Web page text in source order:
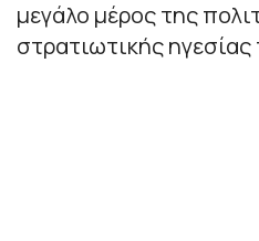
μεγάλο μέρος της
στρατιωτικής